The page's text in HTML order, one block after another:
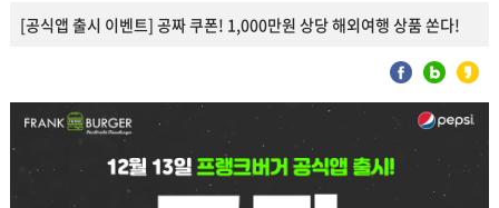
[공식앱 출시 이벤트] 공짜 쿠폰! 1,000만원 상당 해외여행 상품 쏜다!